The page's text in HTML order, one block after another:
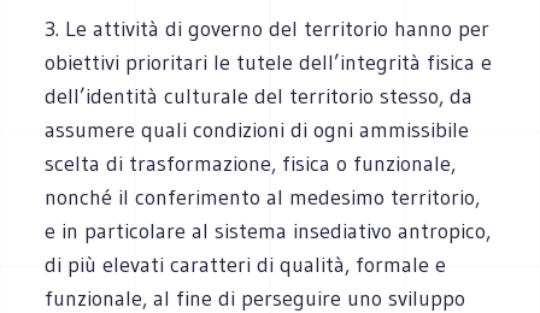
3. Le attività di governo del territorio hanno per
obiettivi prioritari le tutele dell’integrità fisica e
dell’identità culturale del territorio stesso, da
assumere quali condizioni di ogni ammissibile
scelta di trasformazione, fisica o funzionale,
nonché il conferimento al medesimo territorio,
e in particolare al sistema insediativo antropico,
di più elevati caratteri di qualità, formale e
funzionale, al fine di perseguire uno sviluppo